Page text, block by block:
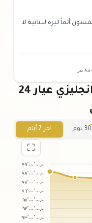
ألفاً ليرة لبنانية لا
٠٨:٠٥ ص
رسم بياني لسعر ليرة انجليزي عيار 24
آخر 7 أيام
٩٩٬٠٠٠٬٠٠٠٫٠٠
٩٨٬٠٠٠٬٠٠٠٫٠٠
٩٧٬٠٠٠٬٠٠٠٫٠٠
٩٦٬٠٠٠٬٠٠٠٫٠٠
٩٥٬٠٠٠٬٠٠٠٫٠٠
٩٤٬٠٠٠٬٠٠٠٫٠٠
٩٣٬٠٠٠٬٠٠٠٫٠٠